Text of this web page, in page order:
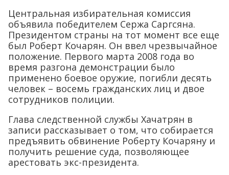
Центральная избирательная комиссия
объявила победителем Сержа Саргсяна.
Президентом страны на тот момент все еще
был Роберт Кочарян. Он ввел чрезвычайное
положение. Первого марта 2008 года во
время разгона демонстрации было
применено боевое оружие, погибли десять
человек – восемь гражданских лиц и двое
сотрудников полиции.
Глава следственной службы Хачатрян в
записи рассказывает о том, что собирается
предъявить обвинение Роберту Кочаряну и
получить решение суда, позволяющее
арестовать экс-президента.